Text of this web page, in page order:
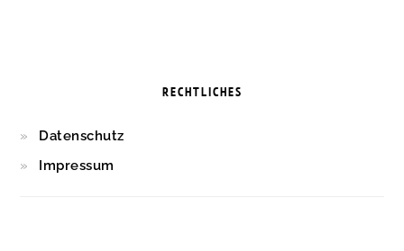
RECHTLICHES
Datenschutz
Impressum